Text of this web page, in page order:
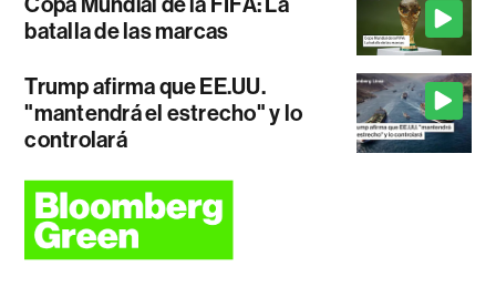
batalla de las marcas
Trump afirma que EE.UU.
"mantendrá el estrecho" y lo
controlará